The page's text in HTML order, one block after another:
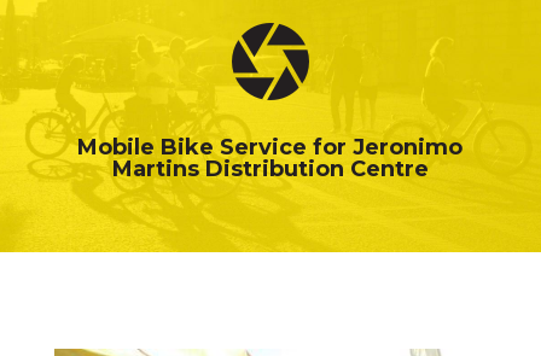
Mobile Bike Service for Jeronimo
Martins Distribution Centre